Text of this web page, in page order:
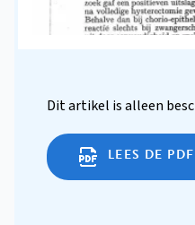
Dit artikel is alleen
LEES DE PDF